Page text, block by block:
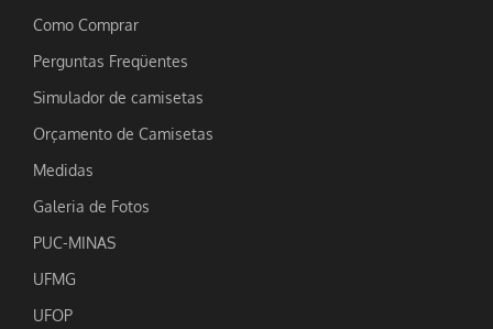
Como Comprar
Perguntas Freqüentes
Simulador de camisetas
Orçamento de Camisetas
Medidas
Galeria de Fotos
PUC-MINAS
UFMG
UFOP